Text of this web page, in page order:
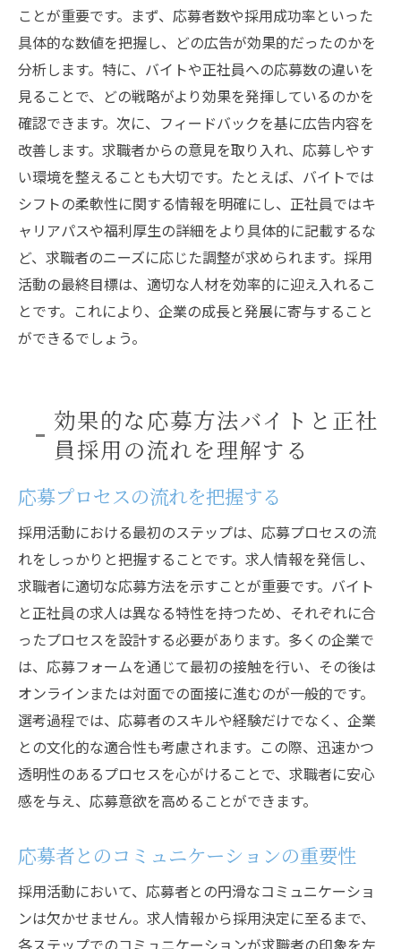
ことが重要です。まず、応募者数や採用成功率といった
具体的な数値を把握し、どの広告が効果的だったのかを
分析します。特に、バイトや正社員への応募数の違いを
見ることで、どの戦略がより効果を発揮しているのかを
確認できます。次に、フィードバックを基に広告内容を
改善します。求職者からの意見を取り入れ、応募しやす
い環境を整えることも大切です。たとえば、バイトでは
シフトの柔軟性に関する情報を明確にし、正社員ではキ
ャリアパスや福利厚生の詳細をより具体的に記載するな
ど、求職者のニーズに応じた調整が求められます。採用
活動の最終目標は、適切な人材を効率的に迎え入れるこ
とです。これにより、企業の成長と発展に寄与すること
ができるでしょう。
効果的な応募方法バイトと正社
員採用の流れを理解する
応募プロセスの流れを把握する
採用活動における最初のステップは、応募プロセスの流
れをしっかりと把握することです。求人情報を発信し、
求職者に適切な応募方法を示すことが重要です。バイト
と正社員の求人は異なる特性を持つため、それぞれに合
ったプロセスを設計する必要があります。多くの企業で
は、応募フォームを通じて最初の接触を行い、その後は
オンラインまたは対面での面接に進むのが一般的です。
選考過程では、応募者のスキルや経験だけでなく、企業
との文化的な適合性も考慮されます。この際、迅速かつ
透明性のあるプロセスを心がけることで、求職者に安心
感を与え、応募意欲を高めることができます。
応募者とのコミュニケーションの重要性
採用活動において、応募者との円滑なコミュニケーショ
ンは欠かせません。求人情報から採用決定に至るまで、
各ステップでのコミュニケーションが求職者の印象を左